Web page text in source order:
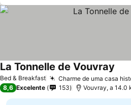
Bed & Breakfast Charme de uma casa
La Tonnelle de Vouvray
8,6 Excelente 153 Vouvray, a 14.0